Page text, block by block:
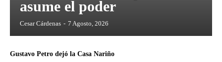
asume el poder
Cesar Cárdenas - 7 Agosto, 2026
Gustavo Petro dejó la Casa Nariño